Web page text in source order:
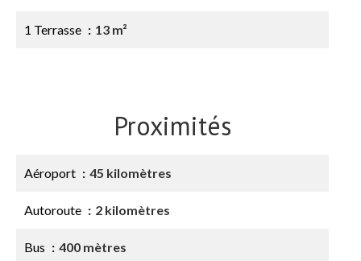
1 Terrasse 13 m²
Proximités
Aéroport 45 kilomètres
Autoroute 2 kilomètres
Bus 400 mètres